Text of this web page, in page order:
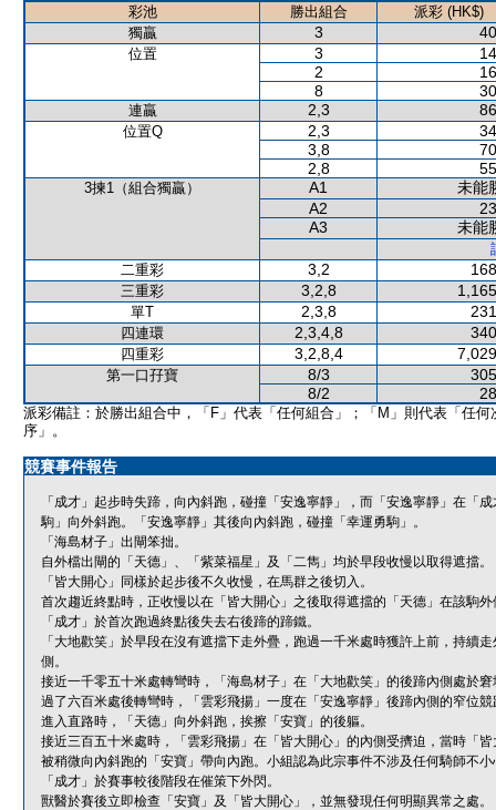
彩池 勝出組合
派彩 (HK$)
獨贏
3
位置 3
2
8
連贏 2,3
位置Q 2,3
3,8
2,8
3揀1（組合獨贏） A1
未能
A2
A3
未能
二重彩
3,2
三重彩 3,2,8
單T 2,3,8
四連環 2,3,4,8
四重彩 3,2,8,4
第一口孖寶 8/3
8/2
派彩備註：於勝出組合中，「F」代表「任何組合」；「M」則代表「任何
序」。
競賽事件報告
「成才」起步時失蹄，向內斜跑，碰撞「安逸寧靜」，而「安逸寧靜」在「
駒」向外斜跑。「安逸寧靜」其後向內斜跑，碰撞「幸運勇駒」。
「海島材子」出閘笨拙。
自外檔出閘的「天德」、「紫菜福星」及「二雋」均於早段收慢以取得遮擋。
「皆大開心」同樣於起步後不久收慢，在馬群之後切入。
首次趨近終點時，正收慢以在「皆大開心」之後取得遮擋的「天德」在該駒
「成才」於首次跑過終點後失去右後蹄的蹄鐵。
「大地歡笑」於早段在沒有遮擋下走外疊，跑過一千米處時獲許上前，持續
側。
接近一千零五十米處轉彎時，「海島材子」在「大地歡笑」的後蹄內側處於窘
過了六百米處後轉彎時，「雲彩飛揚」一度在「安逸寧靜」後蹄內側的窄位競
進入直路時，「天德」向外斜跑，挨擦「安寶」的後軀。
接近三百五十米處時，「雲彩飛揚」在「皆大開心」的內側受擠迫，當時「
被稍微向內斜跑的「安寶」帶向內跑。小組認為此宗事件不涉及任何騎師不
「成才」於賽事較後階段在催策下外閃。
獸醫於賽後立即檢查「安寶」及「皆大開心」，並無發現任何明顯異常之處。